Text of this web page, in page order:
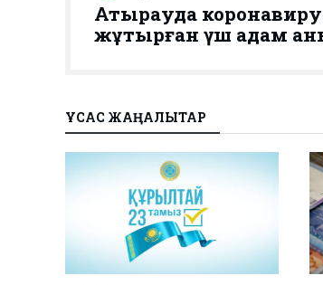
Атырауда
жұқтырған үш адам
ҰҚСАС ЖАҢАЛЫҚТАР